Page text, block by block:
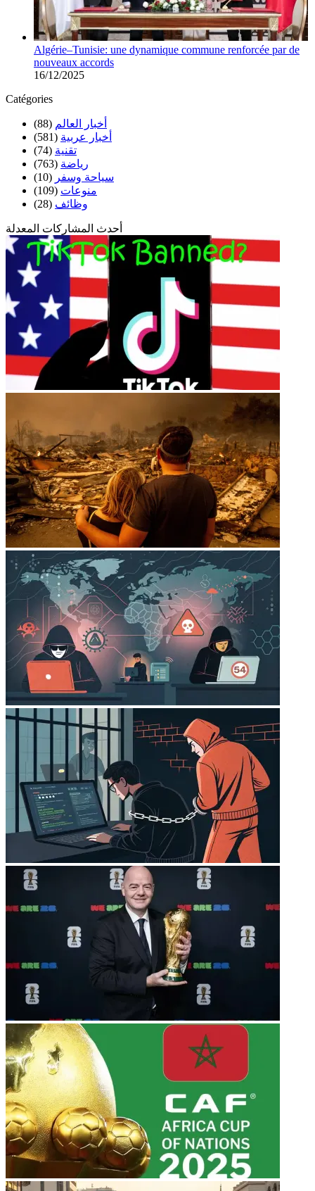
Algérie–Tunisie: une dynamique commune renforcée par de
nouveaux accords
16/12/2025
Catégories
أخبار العالم (88)
أخبار عربية (581)
تقنية (74)
رياضة (763)
سياحة وسفر (10)
منوعات (109)
وظائف (28)
أحدث المشاركات المعدلة